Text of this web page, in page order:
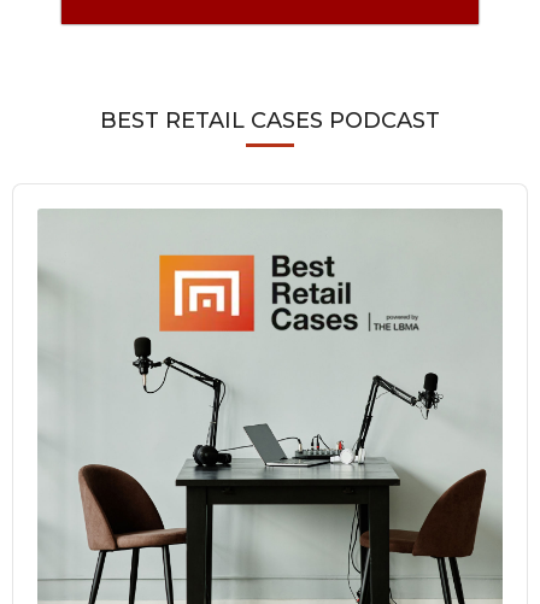
BEST RETAIL CASES PODCAST
Audio
Player